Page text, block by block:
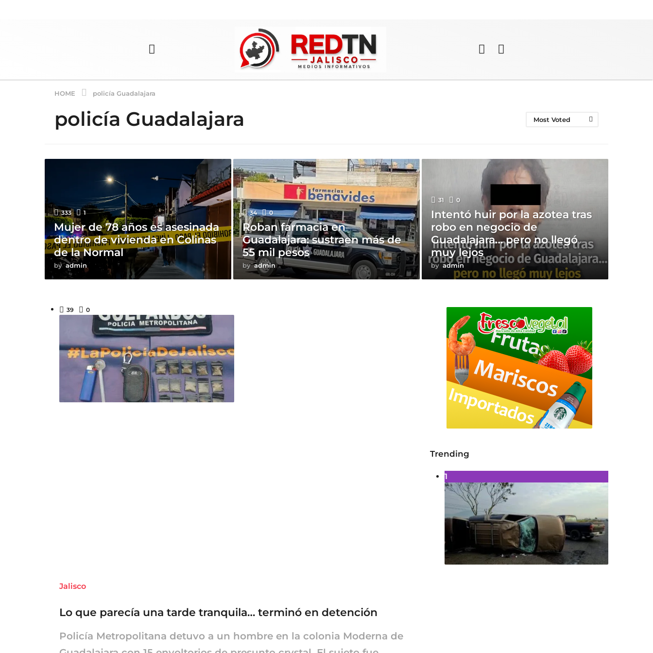
HOME policía Guadalajara
policía Guadalajara Most Voted
333 1
Mujer de 78 años es asesinada
dentro de vivienda en Colinas
de la Normal
by admin
34 0
Roban farmacia en
Guadalajara: sustraen más de
55 mil pesos
by admin
31 0
Intentó huir por la azotea tras
robo en negocio de
Guadalajara… pero no llegó
muy lejos
by admin
39 0
Jalisco
Lo que parecía una tarde tranquila… terminó en detención
Policía Metropolitana detuvo a un hombre en la colonia Moderna de
Trending
1